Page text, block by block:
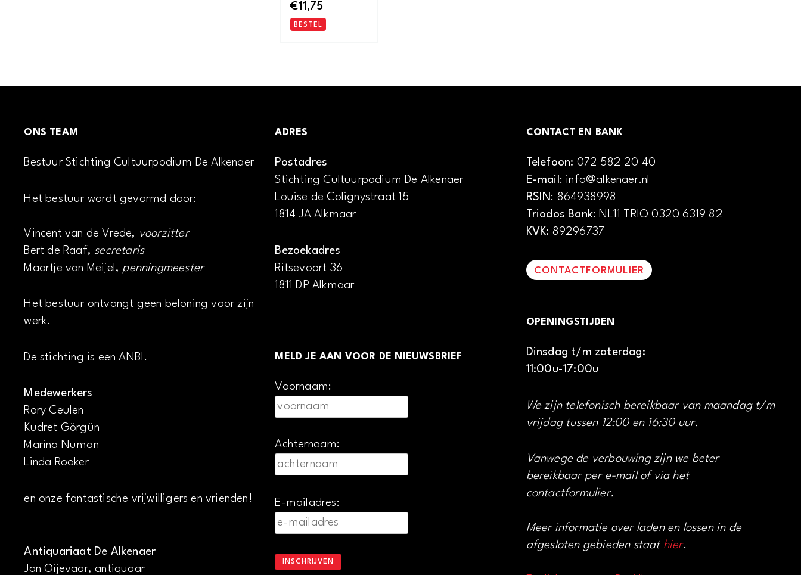
€11,75
BESTEL
ONS TEAM
Bestuur Stichting Cultuurpodium De Alkenaer
Het bestuur wordt gevormd door:
Vincent van de Vrede, voorzitter
Bert de Raaf, secretaris
Maartje van Meijel, penningmeester
Het bestuur ontvangt geen beloning voor zijn
werk.
De stichting is een ANBI.
Medewerkers
Rory Ceulen
Kudret Görgün
Marina Numan
Linda Rooker
en onze fantastische vrijwilligers en vrienden!
Antiquariaat De Alkenaer
Jan Oijevaar, antiquaar
ADRES
Postadres
Stichting Cultuurpodium De Alkenaer
Louise de Colignystraat 15
1814 JA Alkmaar
Bezoekadres
Ritsevoort 36
1811 DP Alkmaar
MELD JE AAN VOOR DE NIEUWSBRIEF
Voornaam:
Achternaam:
E-mailadres:
CONTACT EN BANK
Telefoon: 072 582 20 40
E-mail: info@alkenaer.nl
RSIN: 864938998
Triodos Bank: NL11 TRIO 0320 6319 82
KVK: 89296737
CONTACTFORMULIER
OPENINGSTIJDEN
Dinsdag t/m zaterdag:
11:00u-17:00u
We zijn telefonisch bereikbaar van maandag t/m
vrijdag tussen 12:00 en 16:30 uur.
Vanwege de verbouwing zijn we beter
bereikbaar per e-mail of via het
contactformulier.
Meer informatie over laden en lossen in de
afgesloten gebieden staat hier.